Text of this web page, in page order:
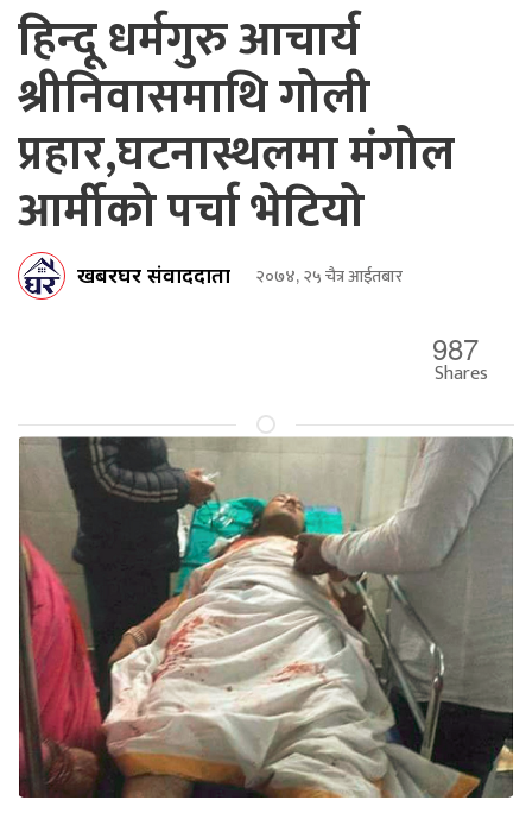
हिन्दू धर्मगुरु आचार्य
श्रीनिवासमाथि गोली
प्रहार,घटनास्थलमा मंगोल
आर्मीको पर्चा भेटियो
खबरघर संवाददाता २०७४, २५ चैत्र आईतबार
987
Shares